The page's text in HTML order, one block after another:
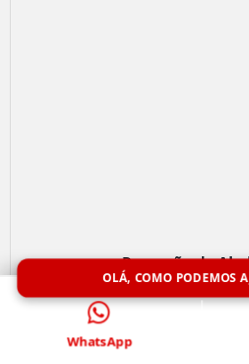
Remoção de
OLÁ, COMO PODEMOS
WhatsApp